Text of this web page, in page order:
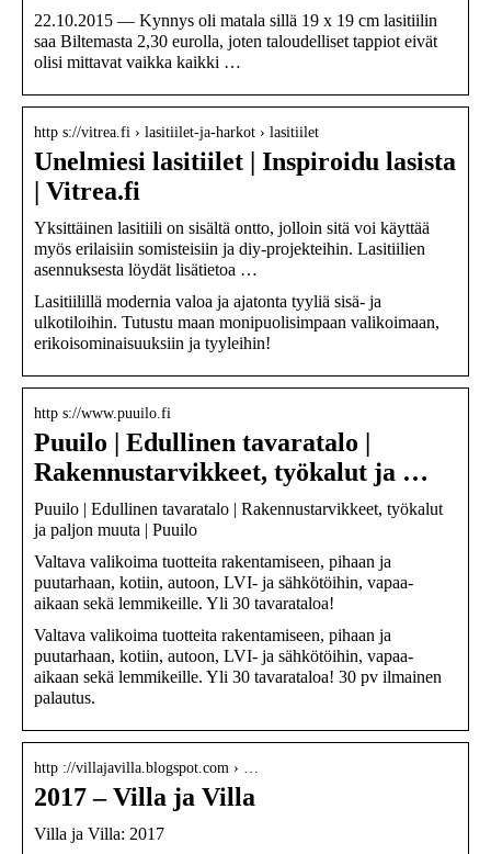
22.10.2015 — Kynnys oli matala sillä 19 x 19 cm lasitiilin
saa Biltemasta 2,30 eurolla, joten taloudelliset tappiot eivät
olisi mittavat vaikka kaikki …
http s://vitrea.fi › lasitiilet-ja-harkot › lasitiilet
Unelmiesi lasitiilet | Inspiroidu lasista
| Vitrea.fi
Yksittäinen lasitiili on sisältä ontto, jolloin sitä voi käyttää
myös erilaisiin somisteisiin ja diy-projekteihin. Lasitiilien
asennuksesta löydät lisätietoa …
Lasitiilillä modernia valoa ja ajatonta tyyliä sisä- ja
ulkotiloihin. Tutustu maan monipuolisimpaan valikoimaan,
erikoisominaisuuksiin ja tyyleihin!
http s://www.puuilo.fi
Puuilo | Edullinen tavaratalo |
Rakennustarvikkeet, työkalut ja …
Puuilo | Edullinen tavaratalo | Rakennustarvikkeet, työkalut
ja paljon muuta | Puuilo
Valtava valikoima tuotteita rakentamiseen, pihaan ja
puutarhaan, kotiin, autoon, LVI- ja sähkötöihin, vapaa-
aikaan sekä lemmikeille. Yli 30 tavarataloa!
Valtava valikoima tuotteita rakentamiseen, pihaan ja
puutarhaan, kotiin, autoon, LVI- ja sähkötöihin, vapaa-
aikaan sekä lemmikeille. Yli 30 tavarataloa! 30 pv ilmainen
palautus.
http ://villajavilla.blogspot.com › …
2017 – Villa ja Villa
Villa ja Villa: 2017